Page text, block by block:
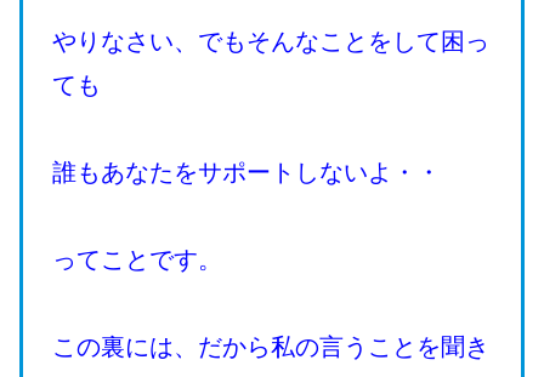
やりなさい、でもそんなことをして困っ
ても
誰もあなたをサポートしないよ・・
ってことです。
この裏には、だから私の言うことを聞き